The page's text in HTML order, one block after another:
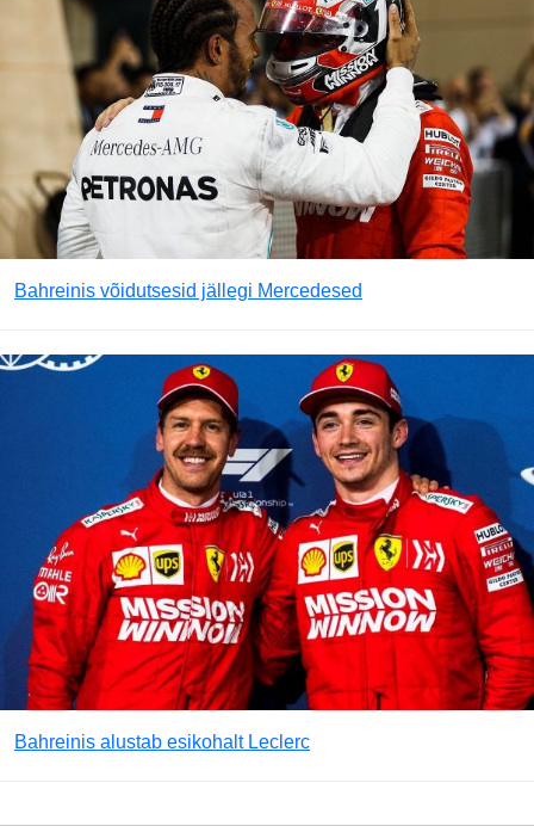
Bahreinis võidutsesid jällegi Mercedesed
Bahreinis alustab esikohalt Leclerc